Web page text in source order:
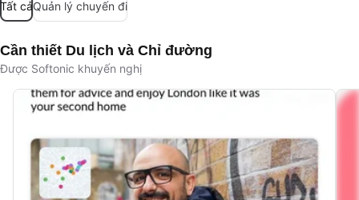
Tất cảQuản lý chuyến đi
Cần thiết Du lịch và Chỉ đường
Được Softonic khuyến nghị